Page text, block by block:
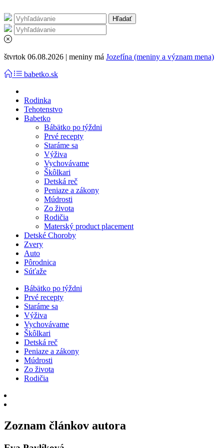
štvrtok 06.08.2026 | meniny má Jozefína (meniny a význam mena)
babetko.sk
Rodinka
Tehotenstvo
Babetko
Bábätko po týždni
Prvé recepty
Staráme sa
Výživa
Vychovávame
Škôlkari
Detská reč
Peniaze a zákony
Múdrosti
Zo života
Rodičia
Materský product placement
Detské Choroby
Zvery
Auto
Pôrodnica
Súťaže
Bábätko po týždni
Prvé recepty
Staráme sa
Výživa
Vychovávame
Škôlkari
Detská reč
Peniaze a zákony
Múdrosti
Zo života
Rodičia
Zoznam článkov autora